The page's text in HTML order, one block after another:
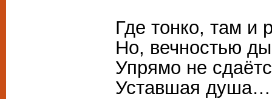
Где тонко, там и
Но, вечностью
Упрямо не
Уставшая душа…